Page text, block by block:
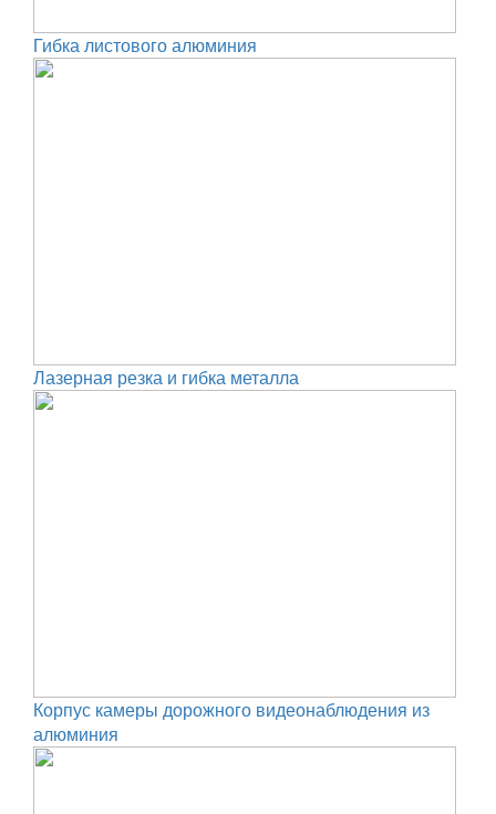
Гибка листового алюминия
Лазерная резка и гибка металла
Корпус камеры дорожного видеонаблюдения из
алюминия